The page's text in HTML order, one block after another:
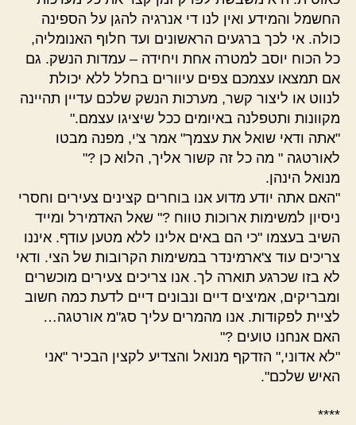
החשמל והמידע ואין לנו די אנרגיה להגן על הספינה
כולה. אי לכך ברגעים הראשונים ועד חלוף האנומליה,
כל הכוח יוסב למטרה אחת ויחידה – עמדות הנשק. גם
אם תמצאו עצמכם צפים עיוורים בחלל ללא יכולת
לנווט או ליצור קשר, מערכות הנשק שלכם עדיין תהיינה
מקוונות ותטפלנה באיומים ככל שיציגו עצמם."
"אתה ודאי שואל את עצמך" אמר צ'י, מפנה מבטו
לאורטגה " מה כל זה קשור אליך, הלוא כן ?"
מנואל הינהן.
"האם אתה יודע מדוע אנו בוחרים קצינים צעירים וחסרי
ניסיון למשימות ארוכות טווח ?" שאל האדמירל ומייד
השיב בעצמו "כי הם באים אלינו ללא מטען עודף. איננו
צריכים עוד צ'ארמינדר במשימות הקרובות של הצי. ודאי
לא בזו שכרגע תוארה לך. אנו צריכים צעירים מוכשרים
ומבריקים, אמיצים דיים ונבונים דיים לדעת כמה חשוב
לציית לפקודות. אנו מהמרים עליך סג"מ אורטגה…
האם אנחנו טועים ?"
"לא אדוני," הזדקף מנואל והצדיע לקצין הבכיר "אני
האיש שלכם".
****